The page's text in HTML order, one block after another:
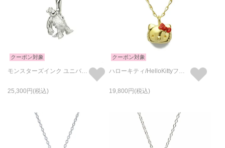
クーポン対象
モンスターズインク ユニバーシティサリーネックレス-シルバー
25,300
クーポン対象
ハローキティ/HelloKittyフェイスネックレス-ゴールド サンリオコラボ
19,800